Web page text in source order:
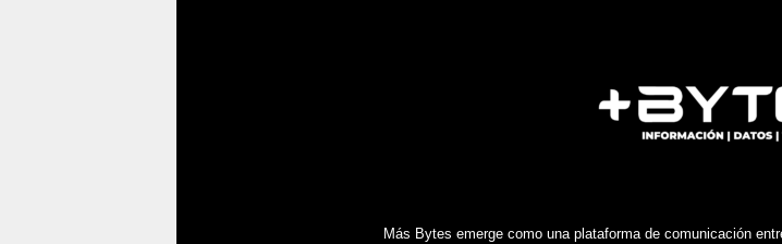
Más Bytes emerge como una plataforma de comunicación